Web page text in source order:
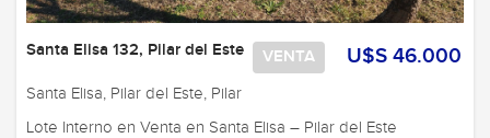
U$S 46.000
VENTA
Santa Elisa 132, Pilar del Este
Santa Elisa, Pilar del Este, Pilar
Lote Interno en Venta en Santa Elisa – Pilar del Este